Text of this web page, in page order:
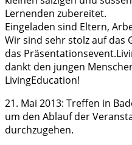
Lernenden zubereitet.
Eingeladen sind Eltern,
Wir sind sehr stolz auf das
das
dankt den jungen
LivingEducation!
21. Mai 2013: Treffen in
um den Ablauf der
durchzugehen.